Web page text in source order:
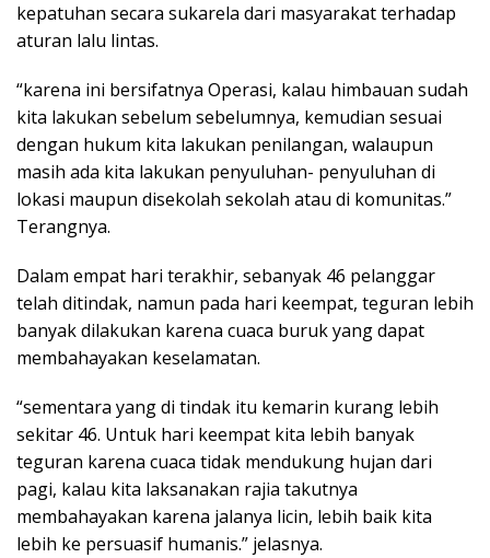
kepatuhan secara sukarela dari masyarakat terhadap
aturan lalu lintas.
“karena ini bersifatnya Operasi, kalau himbauan sudah
kita lakukan sebelum sebelumnya, kemudian sesuai
dengan hukum kita lakukan penilangan, walaupun
masih ada kita lakukan penyuluhan- penyuluhan di
lokasi maupun disekolah sekolah atau di komunitas.”
Terangnya.
Dalam empat hari terakhir, sebanyak 46 pelanggar
telah ditindak, namun pada hari keempat, teguran lebih
banyak dilakukan karena cuaca buruk yang dapat
membahayakan keselamatan.
“sementara yang di tindak itu kemarin kurang lebih
sekitar 46. Untuk hari keempat kita lebih banyak
teguran karena cuaca tidak mendukung hujan dari
pagi, kalau kita laksanakan rajia takutnya
membahayakan karena jalanya licin, lebih baik kita
lebih ke persuasif humanis.” jelasnya.